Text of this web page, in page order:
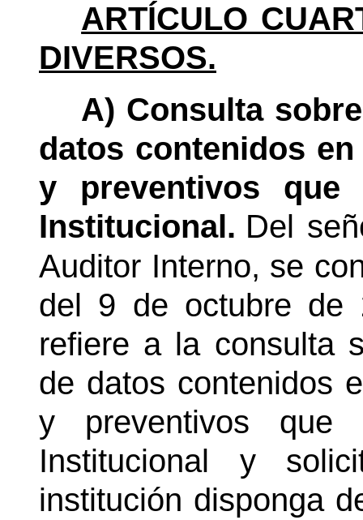
ARTÍCULO
DIVERSOS.
A) Consulta
datos contenidos
y preventivos
Institucional. Del
Auditor Interno, se
del 9 de octubre de
refiere a la consulta
de datos contenidos
y preventivos
Institucional y
institución disponga